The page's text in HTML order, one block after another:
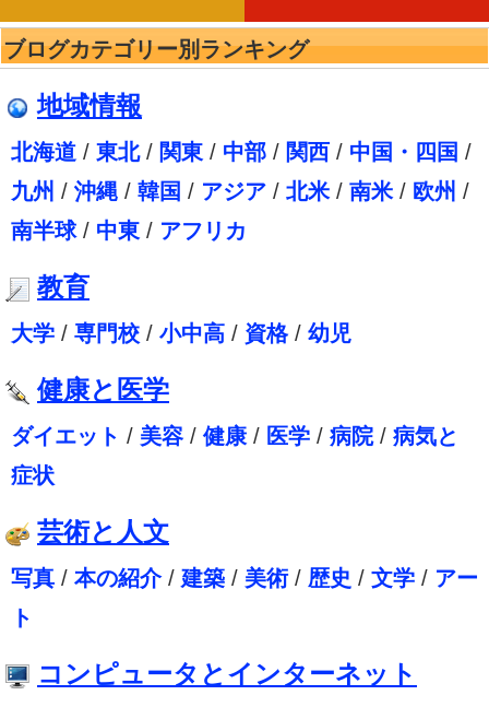
ブログカテゴリー別ランキング
地域情報
北海道 / 東北/ 関東 / 中部 / 関西 / 中国・四国 /
九州 / 沖縄 / 韓国 / アジア / 北米/ 南米/ 欧州 /
南半球/ 中東 / アフリカ
教育
大学 / 専門校 / 小中高 / 資格/ 幼児
健康と医学
ダイエット / 美容 / 健康 / 医学 / 病院/ 病気と
症状
芸術と人文
写真 / 本の紹介/ 建築 / 美術/ 歴史 / 文学 / アー
ト
コンピュータとインターネット